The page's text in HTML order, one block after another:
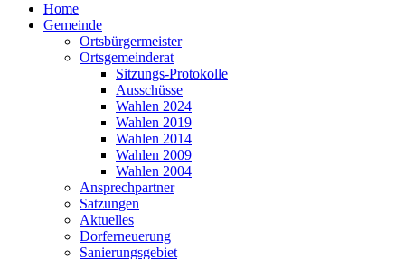
Home
Gemeinde
Ortsbürgermeister
Ortsgemeinderat
Sitzungs-Protokolle
Ausschüsse
Wahlen 2024
Wahlen 2019
Wahlen 2014
Wahlen 2009
Wahlen 2004
Ansprechpartner
Satzungen
Aktuelles
Dorferneuerung
Sanierungsgebiet